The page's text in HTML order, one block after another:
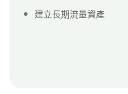
建立長期流量資產